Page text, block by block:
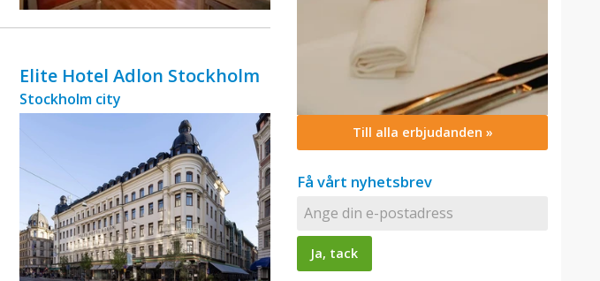
Elite Hotel Adlon Stockholm
Stockholm city
Till alla erbjudanden »
Få vårt nyhetsbrev